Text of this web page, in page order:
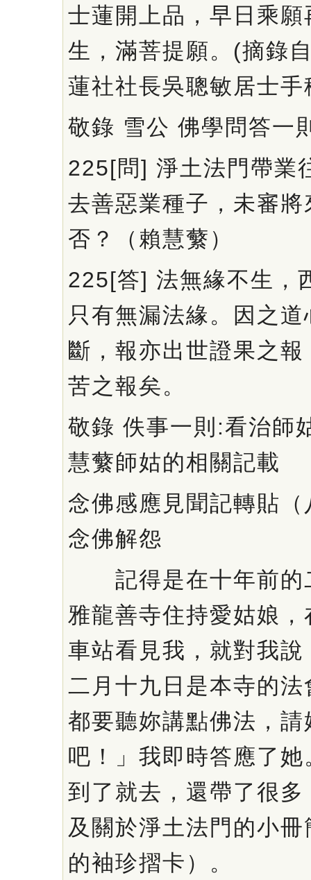
士蓮開上品，早日乘
生，滿菩提願。(摘錄
蓮社社長吳聰敏居士手
敬錄 雪公 佛學問答一
225[問] 淨土法門帶業
去善惡業種子，未審
否？（賴慧蘩）
225[答] 法無緣不生，
只有無漏法緣。因之
斷，報亦出世證果之
苦之報矣。
敬錄 佚事一則:看治師
慧蘩師姑的相關記載
念佛感應見聞記轉貼
念佛解怨
記得是在十年前的
雅龍善寺住持愛姑娘
車站看見我，就對我
二月十九日是本寺的
都要聽妳講點佛法，請
吧！」我即時答應了
到了就去，還帶了很
及關於淨土法門的小
的袖珍摺卡）。